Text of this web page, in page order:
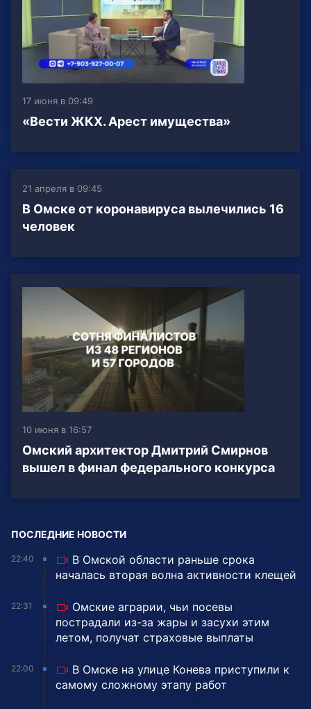
17 июня в 09:49
«Вести ЖКХ. Арест имущества»
21 апреля в 09:45
В Омске от коронавируса вылечились 16
человек
10 июня в 16:57
Омский архитектор Дмитрий Смирнов
вышел в финал федерального конкурса
ПОСЛЕДНИЕ НОВОСТИ
22:40
В Омской области раньше срока
началась вторая волна активности клещей
22:31
Омские аграрии, чьи посевы
пострадали из-за жары и засухи этим
летом, получат страховые выплаты
22:00
В Омске на улице Конева приступили к
самому сложному этапу работ